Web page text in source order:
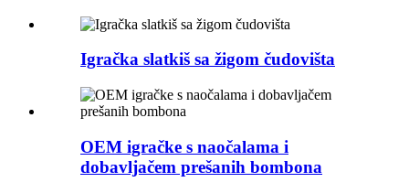
Igračka slatkiš sa žigom čudovišta
OEM igračke s naočalama i
dobavljačem prešanih bombona